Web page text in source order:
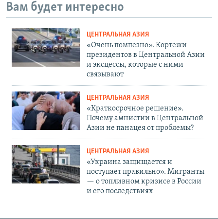
Вам будет интересно
ЦЕНТРАЛЬНАЯ АЗИЯ
«Очень помпезно». Кортежи
президентов в Центральной Азии
и эксцессы, которые с ними
связывают
ЦЕНТРАЛЬНАЯ АЗИЯ
«Краткосрочное решение».
Почему амнистии в Центральной
Азии не панацея от проблемы?
ЦЕНТРАЛЬНАЯ АЗИЯ
«Украина защищается и
поступает правильно». Мигранты
— о топливном кризисе в России
и его последствиях